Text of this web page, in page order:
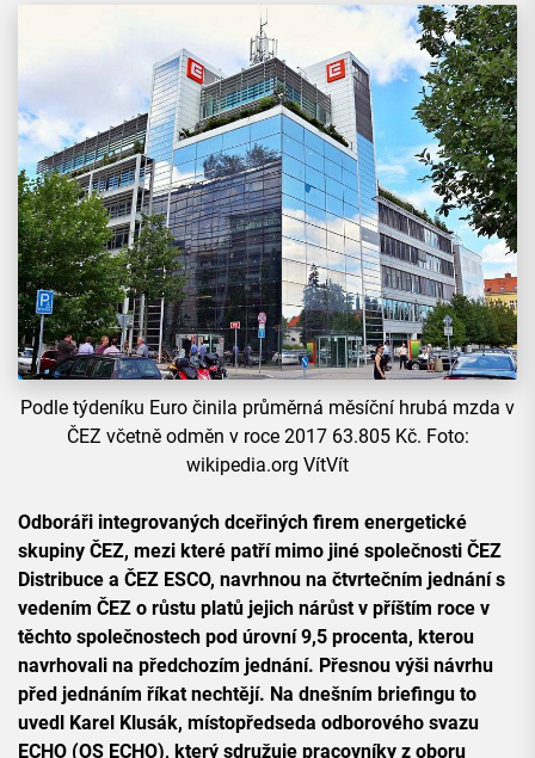
Podle týdeníku Euro činila průměrná měsíční hrubá mzda v
ČEZ včetně odměn v roce 2017 63.805 Kč. Foto:
wikipedia.org VítVít
Odboráři integrovaných dceřiných firem energetické
skupiny ČEZ, mezi které patří mimo jiné společnosti ČEZ
Distribuce a ČEZ ESCO, navrhnou na čtvrtečním jednání s
vedením ČEZ o růstu platů jejich nárůst v příštím roce v
těchto společnostech pod úrovní 9,5 procenta, kterou
navrhovali na předchozím jednání. Přesnou výši návrhu
před jednáním říkat nechtějí. Na dnešním briefingu to
uvedl Karel Klusák, místopředseda odborového svazu
ECHO (OS ECHO), který sdružuje pracovníky z oboru